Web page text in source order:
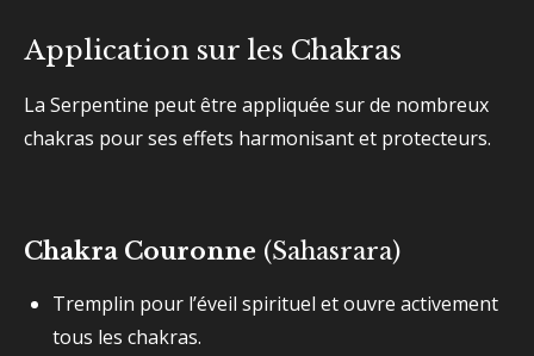
Application sur les Chakras
La Serpentine peut être appliquée sur de nombreux
chakras pour ses effets harmonisant et protecteurs.
Chakra Couronne (Sahasrara)
Tremplin pour l’éveil spirituel et ouvre activement
tous les chakras.